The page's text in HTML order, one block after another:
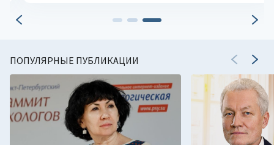
ПОПУЛЯРНЫЕ ПУБЛИКАЦИИ